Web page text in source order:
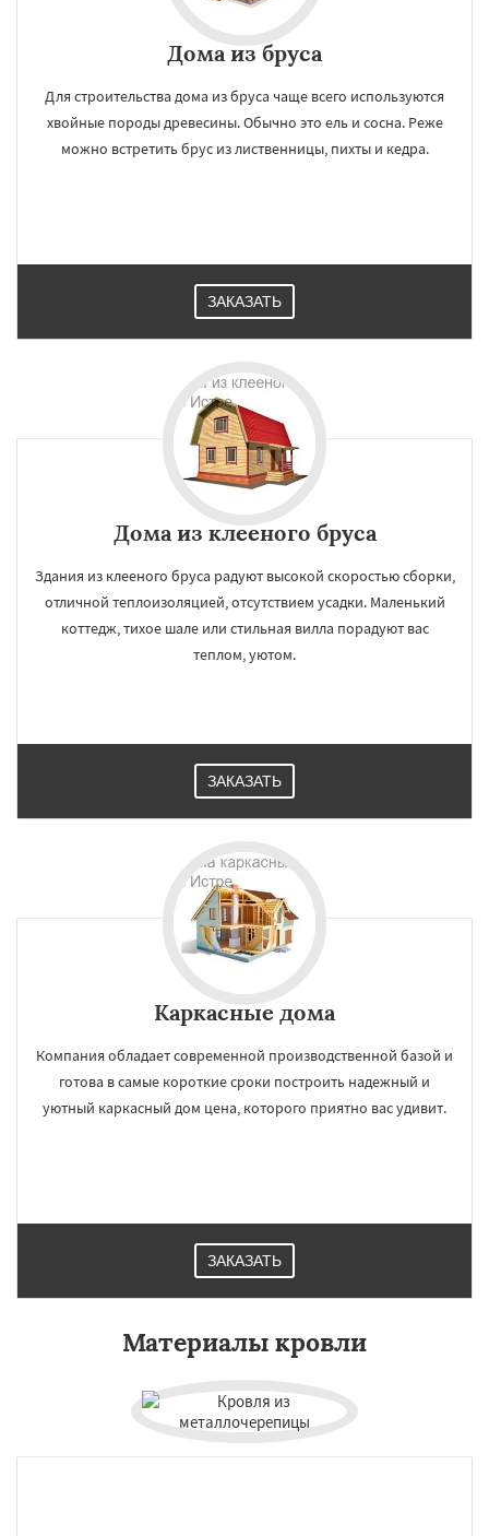
Дома из бруса
Для строительства дома из бруса чаще всего используются
хвойные породы древесины. Обычно это ель и сосна. Реже
можно встретить брус из лиственницы, пихты и кедра.
ЗАКАЗАТЬ
Дома из клееного бруса
Здания из клееного бруса радуют высокой скоростью сборки,
отличной теплоизоляцией, отсутствием усадки. Маленький
коттедж, тихое шале или стильная вилла порадуют вас
теплом, уютом.
ЗАКАЗАТЬ
Каркасные дома
Компания обладает современной производственной базой и
готова в самые короткие сроки построить надежный и
уютный каркасный дом цена, которого приятно вас удивит.
ЗАКАЗАТЬ
Материалы кровли